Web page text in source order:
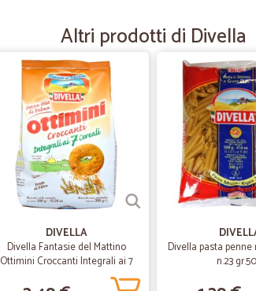
Ottimo
Tutto ok.
Tutto ok.. i
Fornitore
Altri prodotti di Divella
DIVELLA
Divella Fantasie del Mattino
Ottimini Croccanti Integrali ai 7
Divella pasta
n.23